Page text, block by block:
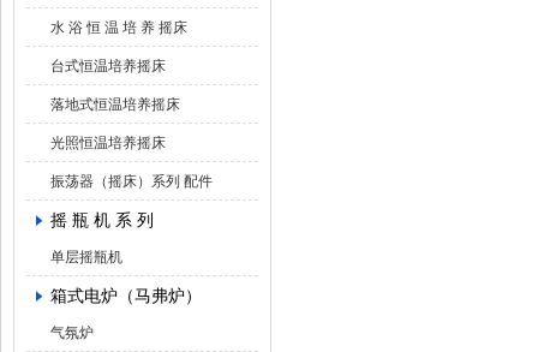
水 浴 恒 温 培 养 摇床
台式恒温培养摇床
落地式恒温培养摇床
光照恒温培养摇床
振荡器（摇床）系列 配件
摇 瓶 机 系 列
单层摇瓶机
箱式电炉（马弗炉）
气氛炉